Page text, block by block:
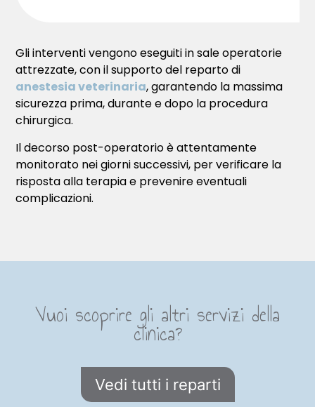
Gli interventi vengono eseguiti in sale operatorie
attrezzate, con il supporto del reparto di
anestesia veterinaria, garantendo la massima
sicurezza prima, durante e dopo la procedura
chirurgica.
Il decorso post-operatorio è attentamente
monitorato nei giorni successivi, per verificare la
risposta alla terapia e prevenire eventuali
complicazioni.
Vuoi scoprire gli altri servizi della
clinica?
Vedi tutti i reparti